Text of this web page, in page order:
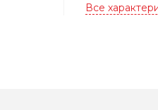
Все